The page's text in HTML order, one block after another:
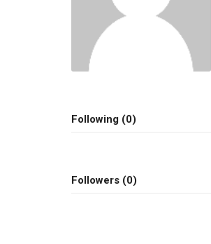
Following (0)
Followers (0)